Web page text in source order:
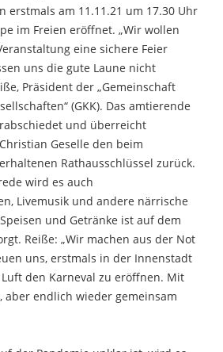
erstmals am 11.11.21 um 17.30 Uhr
im Freien eröffnet. „Wir wollen
eine sichere Feier
uns die gute Laune nicht
Präsident der „Gemeinschaft
(GKK). Das amtierende
und überreicht
Geselle den beim
Rathausschlüssel zurück.
wird es auch
Livemusik und andere närrische
und Getränke ist auf dem
Reiße: „Wir machen aus der Not
uns, erstmals in der Innenstadt
den Karneval zu eröffnen. Mit
aber endlich wieder gemeinsam